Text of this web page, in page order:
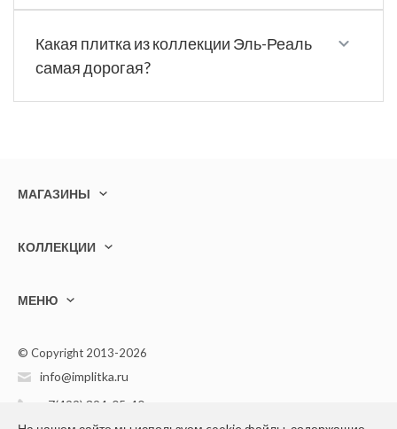
Какая плитка из коллекции Эль-Реаль
самая дорогая?
МАГАЗИНЫ
КОЛЛЕКЦИИ
МЕНЮ
© Copyright 2013-2026
info@implitka.ru
+7(499) 394-05-40